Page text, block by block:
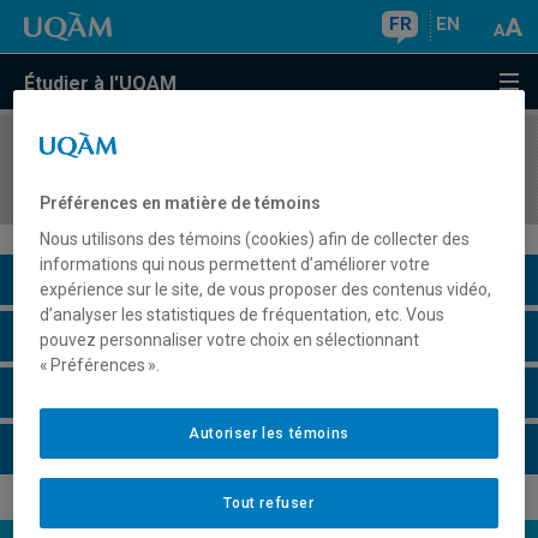
FR EN
Étudier à l'UQAM
COURS//
Description du cours
Horaire - Été 2026
Préférences en matière de témoins
Nous utilisons des témoins (cookies) afin de collecter des
informations qui nous permettent d’améliorer votre
expérience sur le site, de vous proposer des contenus vidéo,
d’analyser les statistiques de fréquentation, etc. Vous
pouvez personnaliser votre choix en sélectionnant
« Préférences ».
Tout refuser
Autoriser les témoins